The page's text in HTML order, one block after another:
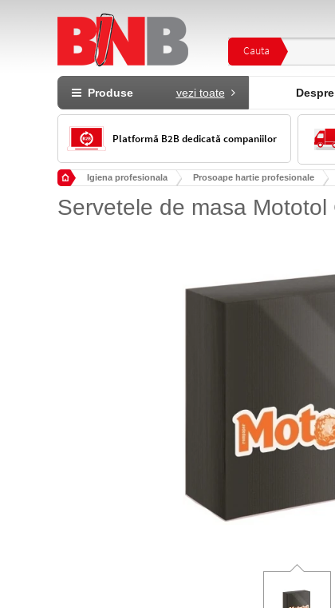
Cauta
Produse vezi toate
Platformă B2B dedicată companiilor
Igiena profesionala Prosoape hartie profesionale
Servetele de masa